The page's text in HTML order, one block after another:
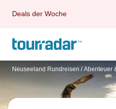
Deals der Woche
Neuseeland Rundreisen / Abenteuer